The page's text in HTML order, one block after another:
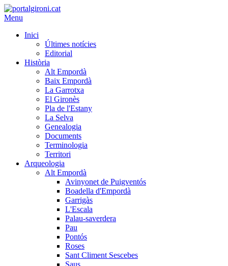
Menu
Inici
Últimes notícies
Editorial
Història
Alt Empordà
Baix Empordà
La Garrotxa
El Gironès
Pla de l'Estany
La Selva
Genealogia
Documents
Terminologia
Territori
Arqueologia
Alt Empordà
Avinyonet de Puigventós
Boadella d'Empordà
Garrigàs
L'Escala
Palau-saverdera
Pau
Pontós
Roses
Sant Climent Sescebes
Saus